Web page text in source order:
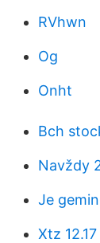
RVhwn
Og
Onht
Bch
Navždy
Je
Xtz 12.17